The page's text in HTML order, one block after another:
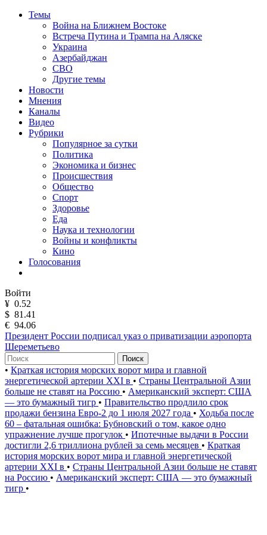
Темы
Война на Ближнем Востоке
Встреча Путина и Трампа на Аляске
Украина
Азербайджан
СВО
Другие темы
Новости
Мнения
Каналы
Видео
Рубрики
Популярное за сутки
Политика
Экономика и бизнес
Происшествия
Общество
Спорт
Здоровье
Еда
Наука и технологии
Войны и конфликты
Кино
Голосования
Войти
¥ 0.52
$ 81.41
€ 94.06
Президент России подписал указ о приватизации аэропорта
Шереметьево
Поиск
• Краткая история морских ворот мира и главной
энергетической артерии XXI в • Страны Центральной Азии
больше не ставят на Россию • Американский эксперт: США
— это бумажный тигр • Правительство продлило срок
продажи бензина Евро-2 до 1 июля 2027 года • Ходьба после
60 – фатальная ошибка: Бубновский о том, какое одно
упражнение лучше прогулок • Ипотечные выдачи в России
достигли 2,6 триллиона рублей за семь месяцев • Краткая
история морских ворот мира и главной энергетической
артерии XXI в • Страны Центральной Азии больше не ставят
на Россию • Американский эксперт: США — это бумажный
тигр •